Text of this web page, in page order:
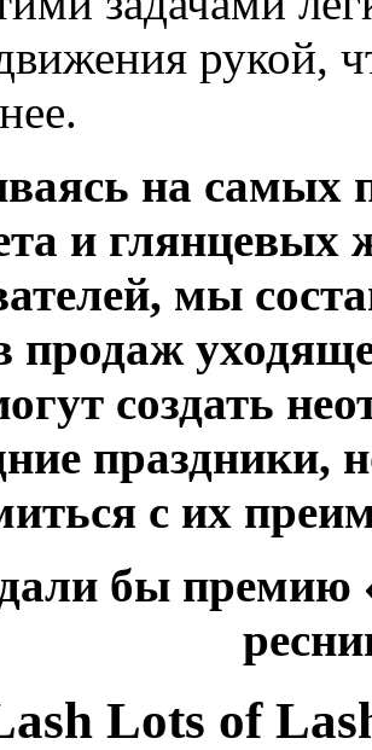
рукой,
на самых
и глянцевых
мы
продаж
создать
праздники,
с их
Lots of